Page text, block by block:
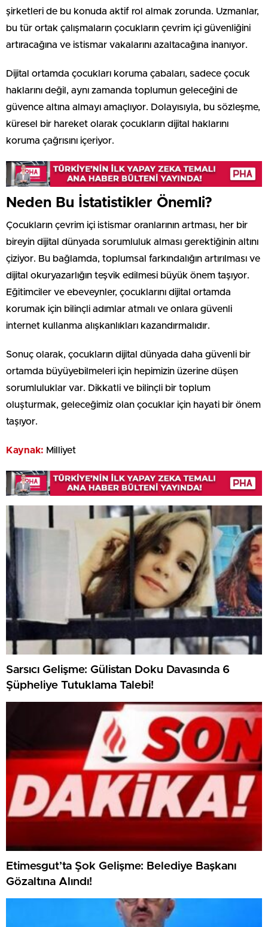
şirketleri de bu konuda aktif rol almak zorunda. Uzmanlar,
bu tür ortak çalışmaların çocukların çevrim içi güvenliğini
artıracağına ve istismar vakalarını azaltacağına inanıyor.
Dijital ortamda çocukları koruma çabaları, sadece çocuk
haklarını değil, aynı zamanda toplumun geleceğini de
güvence altına almayı amaçlıyor. Dolayısıyla, bu sözleşme,
küresel bir hareket olarak çocukların dijital haklarını
koruma çağrısını içeriyor.
Neden Bu İstatistikler Önemli?
Çocukların çevrim içi istismar oranlarının artması, her bir
bireyin dijital dünyada sorumluluk alması gerektiğinin altını
çiziyor. Bu bağlamda, toplumsal farkındalığın artırılması ve
dijital okuryazarlığın teşvik edilmesi büyük önem taşıyor.
Eğitimciler ve ebeveynler, çocuklarını dijital ortamda
korumak için bilinçli adımlar atmalı ve onlara güvenli
internet kullanma alışkanlıkları kazandırmalıdır.
Sonuç olarak, çocukların dijital dünyada daha güvenli bir
ortamda büyüyebilmeleri için hepimizin üzerine düşen
sorumluluklar var. Dikkatli ve bilinçli bir toplum
oluşturmak, geleceğimiz olan çocuklar için hayati bir önem
taşıyor.
Kaynak: Milliyet
Sarsıcı Gelişme: Gülistan Doku Davasında 6
Şüpheliye Tutuklama Talebi!
Etimesgut’ta Şok Gelişme: Belediye Başkanı
Gözaltına Alındı!